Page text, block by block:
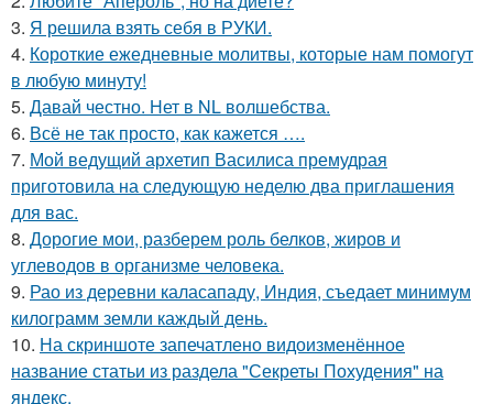
3. Я решила взять себя в РУКИ.
4. Короткие ежедневные молитвы, которые нам помогут
в любую минуту!
5. Давай честно. Нет в NL волшебства.
6. Всё не так просто, как кажется ….
7. Мой ведущий архетип Василиса премудрая
приготовила на следующую неделю два приглашения
для вас.
8. Дорогие мои, разберем роль белков, жиров и
углеводов в организме человека.
9. Рао из деревни каласападу, Индия, съедает минимум
килограмм земли каждый день.
10. На скриншоте запечатлено видоизменённое
название статьи из раздела "Секреты Похудения" на
яндекс.